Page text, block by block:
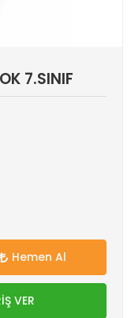
7.SINIF
Hemen Al
VER